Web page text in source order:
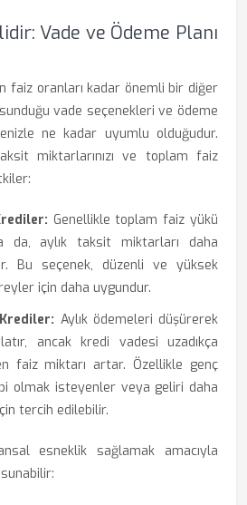
Vade ve Ödeme Planı
faiz oranları kadar önemli bir diğer
vade seçenekleri ve ödeme
ne kadar uyumlu olduğudur.
miktarlarınızı ve toplam faiz
Genellikle toplam faiz yükü
da, aylık taksit miktarları daha
Bu seçenek, düzenli ve yüksek
için daha uygundur.
Aylık ödemeleri düşürerek
ancak kredi vadesi uzadıkça
faiz miktarı artar. Özellikle genç
olmak isteyenler veya geliri daha
tercih edilebilir.
esneklik sağlamak amacıyla